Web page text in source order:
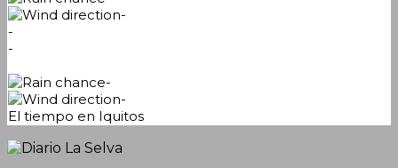
-
-
-
-
-
El tiempo en Iquitos